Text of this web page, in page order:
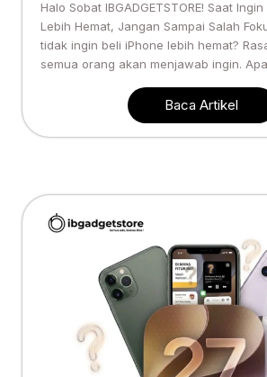
Halo Sobat IBGADGETSTORE! Saat
Lebih Hemat, Jangan Sampai Salah
tidak ingin beli iPhone lebih hemat?
semua orang akan menjawab ingin.
Baca Artikel